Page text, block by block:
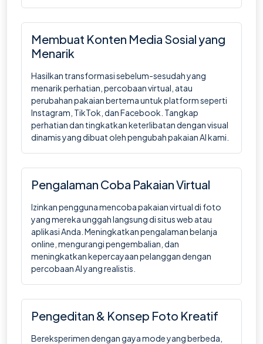
Membuat Konten Media Sosial yang
Menarik
Hasilkan transformasi sebelum-sesudah yang
menarik perhatian, percobaan virtual, atau
perubahan pakaian bertema untuk platform seperti
Instagram, TikTok, dan Facebook. Tangkap
perhatian dan tingkatkan keterlibatan dengan visual
dinamis yang dibuat oleh pengubah pakaian AI kami.
Pengalaman Coba Pakaian Virtual
Izinkan pengguna mencoba pakaian virtual di foto
yang mereka unggah langsung di situs web atau
aplikasi Anda. Meningkatkan pengalaman belanja
online, mengurangi pengembalian, dan
meningkatkan kepercayaan pelanggan dengan
percobaan AI yang realistis.
Pengeditan & Konsep Foto Kreatif
Bereksperimen dengan gaya mode yang berbeda,